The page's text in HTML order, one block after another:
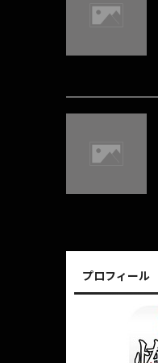
プロフィール